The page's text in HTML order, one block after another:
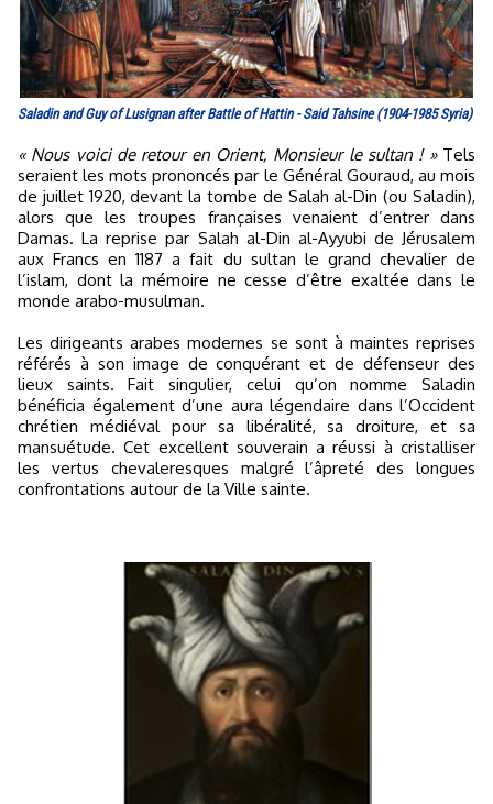
Saladin and Guy of Lusignan after Battle of Hattin - Said Tahsine (1904-1985 Syria)
« Nous voici de retour en Orient, Monsieur le sultan ! »Tels
seraient les mots prononcés par le Général Gouraud, au mois
de juillet 1920, devant la tombe de Salah al-Din (ou Saladin),
alors que les troupes françaises venaient d’entrer dans
Damas. La reprise par Salah al-Din al-Ayyubi de Jérusalem
aux Francs en 1187 a fait du sultan le grand chevalier de
l’islam, dont la mémoire ne cesse d’être exaltée dans le
monde arabo-musulman.
Les dirigeants arabes modernes se sont à maintes reprises
référés à son image de conquérant et de défenseur des
lieux saints. Fait singulier, celui qu’on nomme Saladin
bénéficia également d’une aura légendaire dans l’Occident
chrétien médiéval pour sa libéralité, sa droiture, et sa
mansuétude. Cet excellent souverain a réussi à cristalliser
les vertus chevaleresques malgré l’âpreté des longues
confrontations autour de la Ville sainte.